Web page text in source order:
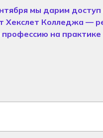
мы дарим доступ
Хекслет Колледжа —
профессию на практике